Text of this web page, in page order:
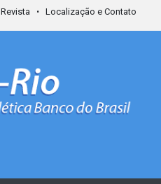
Revista Localização e Contato